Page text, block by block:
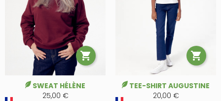

SWEAT HÉLÈNE
25,00 €

TEE-SHIRT AUGUSTINE
20,00 €